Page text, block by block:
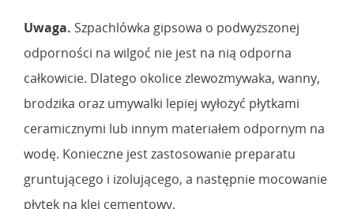
Uwaga. Szpachlówka gipsowa o podwyższonej
odporności na wilgoć nie jest na nią odporna
całkowicie. Dlatego okolice zlewozmywaka, wanny,
brodzika oraz umywalki lepiej wyłożyć płytkami
ceramicznymi lub innym materiałem odpornym na
wodę. Konieczne jest zastosowanie preparatu
gruntującego i izolującego, a następnie mocowanie
płytek na klej cementowy.